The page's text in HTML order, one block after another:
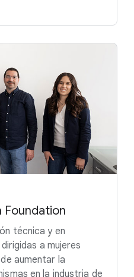
Foundation
técnica y en
a mujeres
aumentar la
en la industria de